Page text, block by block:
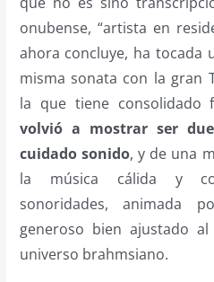
onubense, “artista en
ahora concluye, ha tocada
misma sonata con la gran
la que tiene consolidado
volvió a mostrar ser
cuidado sonido, y de una
la música cálida y
sonoridades, animada
generoso bien ajustado
universo brahmsiano.